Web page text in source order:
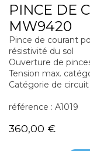
PINCE DE
MW9420
Pince de courant
résistivité du sol
Ouverture de
Tension max.
Catégorie de
référence : A1019
360,00 €